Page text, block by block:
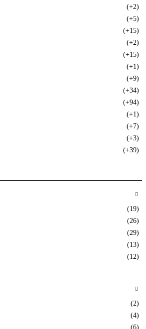
(+2)
(+5)
(+15)
(+2)
(+15)
(+1)
(+9)
(+34)
(+94)
(+1)
(+7)
(+3)
(+39)
(19)
(26)
(29)
(13)
(12)
(2)
(4)
(6)